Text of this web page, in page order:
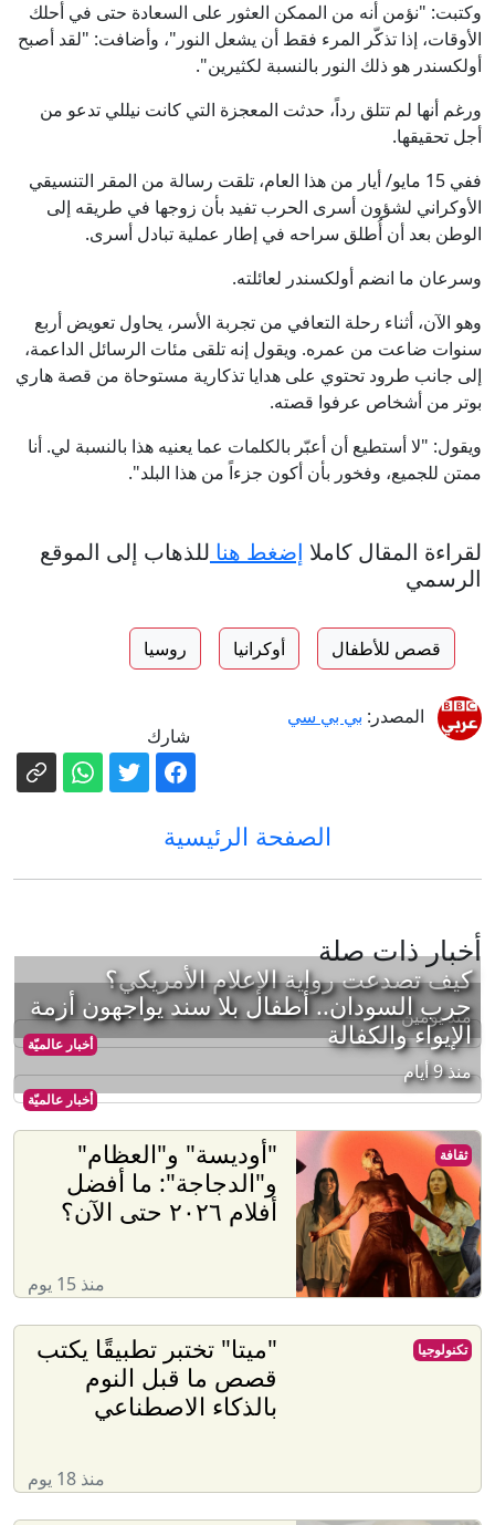
وكتبت: "نؤمن أنه من الممكن العثور على السعادة حتى في أحلك
الأوقات، إذا تذكّر المرء فقط أن يشعل النور"، وأضافت: "لقد أصبح
أولكسندر هو ذلك النور بالنسبة لكثيرين".
ورغم أنها لم تتلق رداً، حدثت المعجزة التي كانت نيللي تدعو من
أجل تحقيقها.
ففي 15 مايو/ أيار من هذا العام، تلقت رسالة من المقر التنسيقي
الأوكراني لشؤون أسرى الحرب تفيد بأن زوجها في طريقه إلى
الوطن بعد أن أُطلق سراحه في إطار عملية تبادل أسرى.
وسرعان ما انضم أولكسندر لعائلته.
وهو الآن، أثناء رحلة التعافي من تجربة الأسر، يحاول تعويض أربع
سنوات ضاعت من عمره. ويقول إنه تلقى مئات الرسائل الداعمة،
إلى جانب طرود تحتوي على هدايا تذكارية مستوحاة من قصة هاري
بوتر من أشخاص عرفوا قصته.
ويقول: "لا أستطيع أن أعبّر بالكلمات عما يعنيه هذا بالنسبة لي. أنا
ممتن للجميع، وفخور بأن أكون جزءاً من هذا البلد".
لقراءة المقال كاملا إضغط هنا للذهاب إلى الموقع
الرسمي
قصص للأطفال أوكرانيا روسيا
المصدر: بي بي سي
شارك
الصفحة الرئيسية
أخبار ذات صلة
أخبار عالميّة
كيف تصدعت رواية الإعلام الأمريكي؟
منذ يومين
أخبار عالميّة
حرب السودان.. أطفال بلا سند يواجهون أزمة
الإيواء والكفالة
منذ 9 أيام
"أوديسة" و"العظام"
و"الدجاجة": ما أفضل
أفلام ٢٠٢٦ حتى الآن؟
منذ 15 يوم
ثقافة
"ميتا" تختبر تطبيقًا يكتب
قصص ما قبل النوم
بالذكاء الاصطناعي
منذ 18 يوم
تكنولوجيا